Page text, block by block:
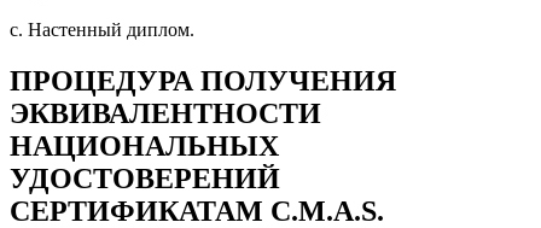
c. Настенный диплом.
ПРОЦЕДУРА ПОЛУЧЕНИЯ
ЭКВИВАЛЕНТНОСТИ
НАЦИОНАЛЬНЫХ
УДОСТОВЕРЕНИЙ
СЕРТИФИКАТАМ C.M.A.S.